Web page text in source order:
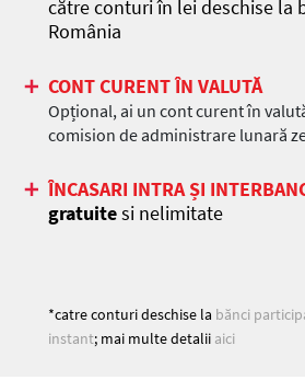
către conturi în lei deschise la
România
CONT CURENT ÎN VALUTĂ
Opțional, ai un cont curent în
comision de administrare lunară
ÎNCASARI INTRA ȘI
gratuitesi nelimitate
*catre conturi deschise la bănci
instant; mai multe detalii aici